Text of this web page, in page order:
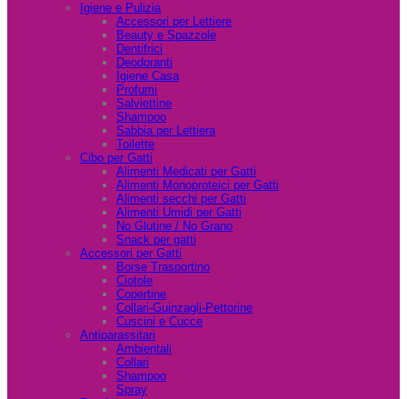
Igiene e Pulizia
Accessori per Lettiere
Beauty e Spazzole
Dentifrici
Deodoranti
Igiene Casa
Profumi
Salviettine
Shampoo
Sabbia per Lettiera
Toilette
Cibo per Gatti
Alimenti Medicati per Gatti
Alimenti Monoproteici per Gatti
Alimenti secchi per Gatti
Alimenti Umidi per Gatti
No Glutine / No Grano
Snack per gatti
Accessori per Gatti
Borse Trasportino
Ciotole
Copertine
Collari-Guinzagli-Pettorine
Cuscini e Cucce
Antiparassitari
Ambientali
Collari
Shampoo
Spray